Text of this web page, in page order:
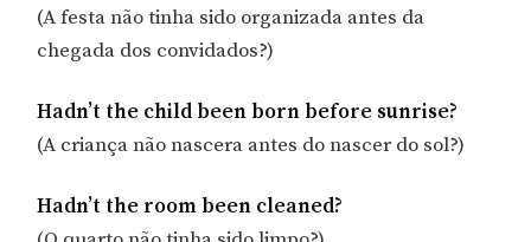
(A festa não tinha sido organizada antes da
chegada dos convidados?)
Hadn’t the child been born before sunrise?
(A criança não nascera antes do nascer do sol?)
Hadn’t the room been cleaned?